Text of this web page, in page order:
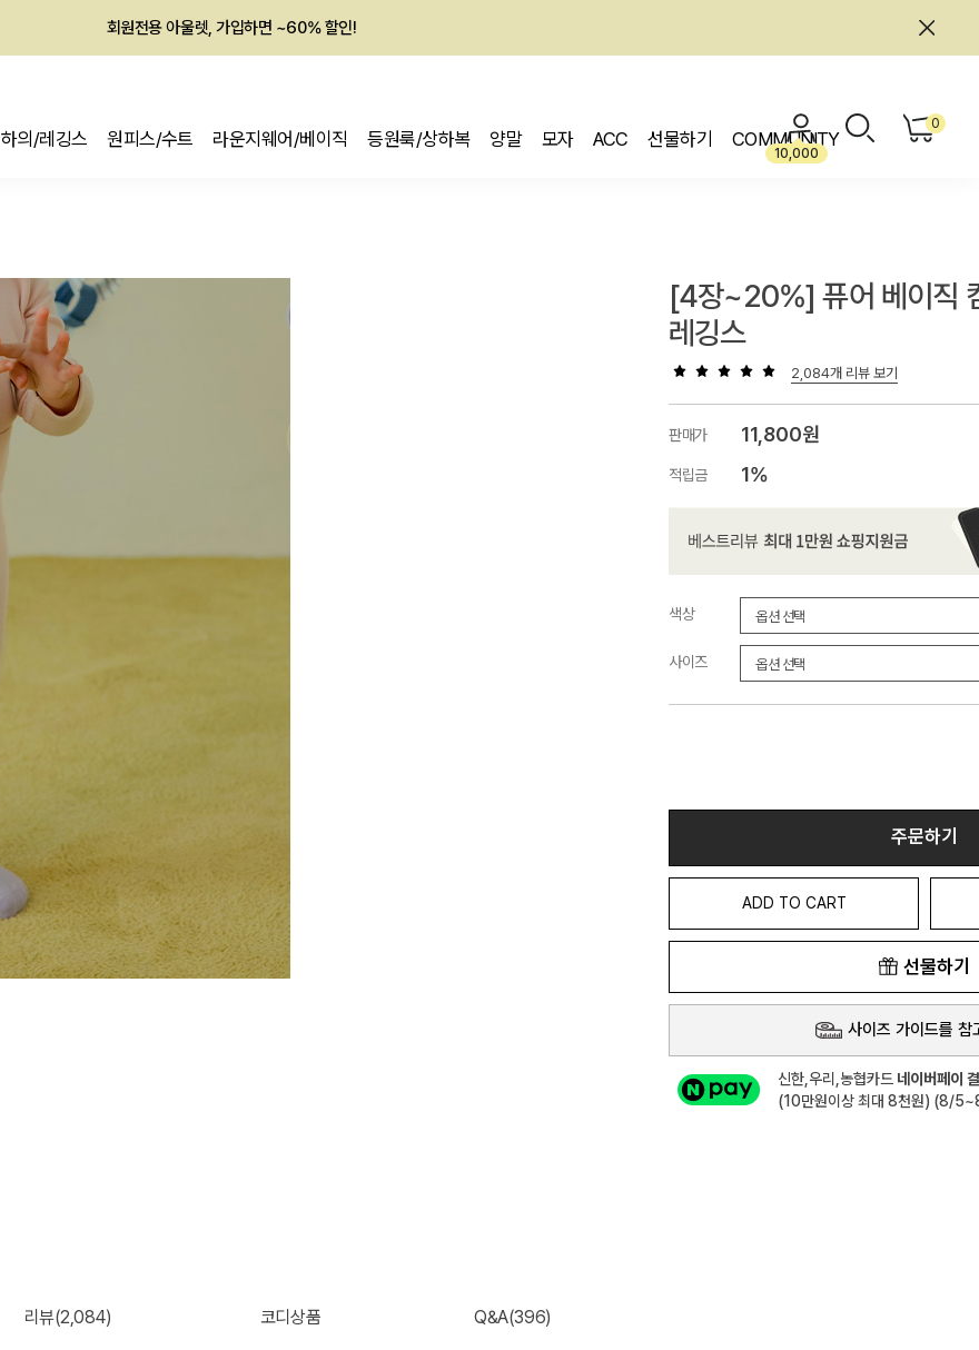
회원전용 아울렛, 가입하면 ~60% 할인!
하의/레깅스 원피스/수트 라운지웨어/베이직 등원룩/상하복 양말 모자 ACC 선물하기 COMMUNITY
10,000
0
[4장~20%] 퓨어 베이직
레깅스
2,084개 리뷰 보기
판매가 11,800원
적립금 1%
색상
사이즈
주문하기
ADD TO CART
선물하기
사이즈 가이드를 참
신한,우리,농협카드 네이버페이
(10만원이상 최대 8천원) (8/
리뷰(2,084) 코디상품 Q&A(396)